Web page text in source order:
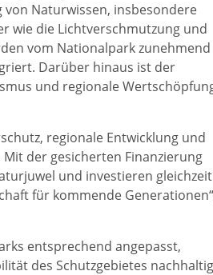
Naturwissen, insbesondere
wie die Lichtverschmutzung und
vom Nationalpark zunehmend
Darüber hinaus ist der
und regionale
regionale Entwicklung und
der gesicherten Finanzierung
und investieren
für kommende
entsprechend angepasst,
des Schutzgebietes nachhaltig